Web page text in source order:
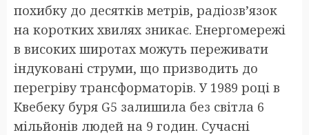
похибку до десятків метрів, радіозв’язок
на коротких хвилях зникає. Енергомережі
в високих широтах можуть переживати
індуковані струми, що призводить до
перегріву трансформаторів. У 1989 році в
Квебеку буря G5 залишила без світла 6
мільйонів людей на 9 годин. Сучасні